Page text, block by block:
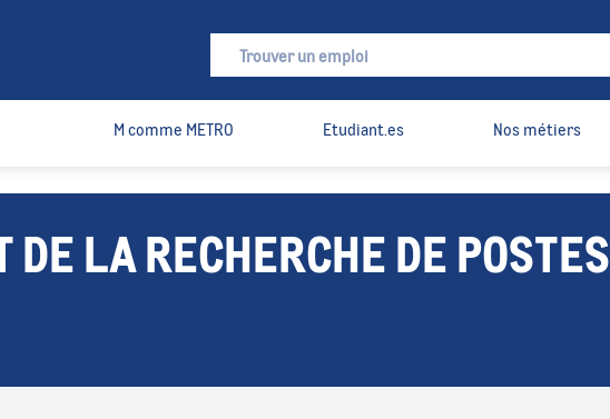
M comme METRO Etudiant.es Nos métiers
DE LA RECHERCHE DE POSTES